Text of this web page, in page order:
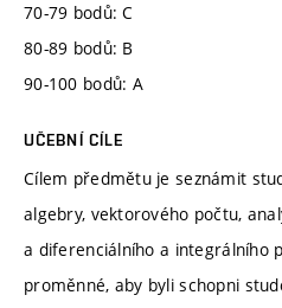
70-79 bodů: C
80-89 bodů: B
90-100 bodů: A
UČEBNÍ CÍLE
Cílem předmětu je seznámit
algebry, vektorového počtu,
a diferenciálního a integrálního
proměnné, aby byli schopni